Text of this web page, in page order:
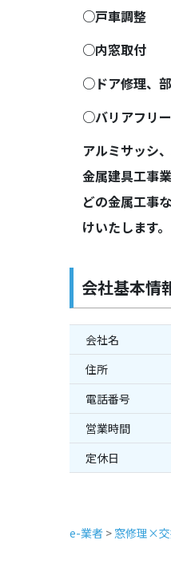
○戸車調整
○内窓取付
○ドア修理、部
○バリアフリ
アルミサッシ
金属建具工事
どの金属工事
けいたします。
会社基本情
会社名
住所
電話番号
営業時間
定休日
e-業者 > 窓修理×